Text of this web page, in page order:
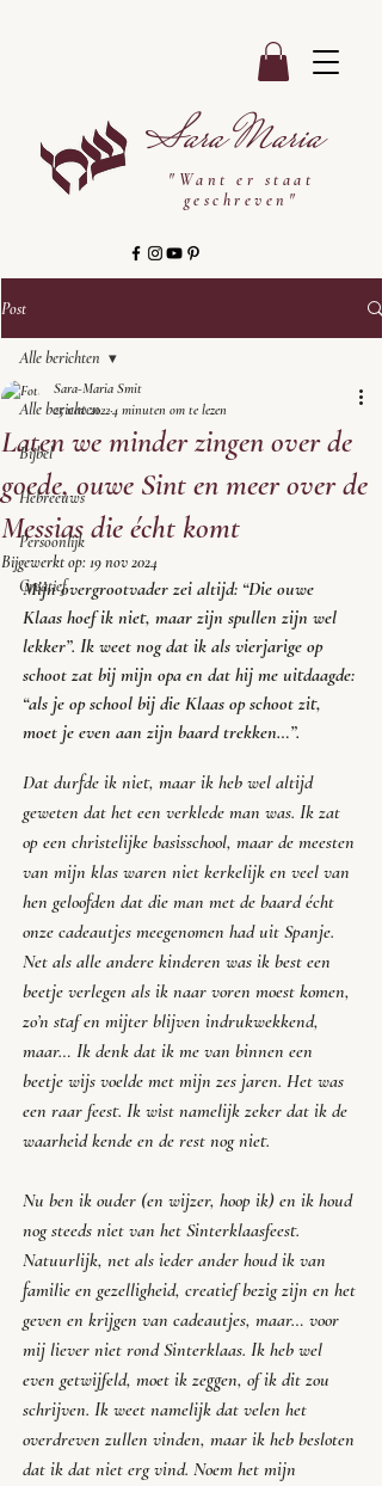
Sara Maria
"Want er staat
geschreven"
Post
Alle berichten
Bijbel
Hebreeuws
Persoonlijk
Creatief
Alle berichten
Laten we minder zingen over de
goede, ouwe Sint en meer over de
Messias die écht komt
Sara-Maria Smit
25 nov 20224 minuten om te lezen
Bijgewerkt op:19 nov 2024
Mijn overgrootvader zei altijd: “Die ouwe
Klaas hoef ik niet, maar zijn spullen zijn wel
lekker”. Ik weet nog dat ik als vierjarige op
schoot zat bij mijn opa en dat hij me uitdaagde:
“als je op school bij die Klaas op schoot zit,
moet je even aan zijn baard trekken…”.
Dat durfde ik niet, maar ik heb wel altijd
geweten dat het een verklede man was. Ik zat
op een christelijke basisschool, maar de meesten
van mijn klas waren niet kerkelijk en veel van
hen geloofden dat die man met de baard écht
onze cadeautjes meegenomen had uit Spanje.
Net als alle andere kinderen was ik best een
beetje verlegen als ik naar voren moest komen,
zo’n staf en mijter blijven indrukwekkend,
maar… Ik denk dat ik me van binnen een
beetje wijs voelde met mijn zes jaren. Het was
een raar feest. Ik wist namelijk zeker dat ik de
waarheid kende en de rest nog niet.
Nu ben ik ouder (en wijzer, hoop ik) en ik houd
nog steeds niet van het Sinterklaasfeest.
Natuurlijk, net als ieder ander houd ik van
familie en gezelligheid, creatief bezig zijn en het
geven en krijgen van cadeautjes, maar… voor
mij liever niet rond Sinterklaas. Ik heb wel
even getwijfeld, moet ik zeggen, of ik dit zou
schrijven. Ik weet namelijk dat velen het
overdreven zullen vinden, maar ik heb besloten
dat ik dat niet erg vind. Noem het mijn